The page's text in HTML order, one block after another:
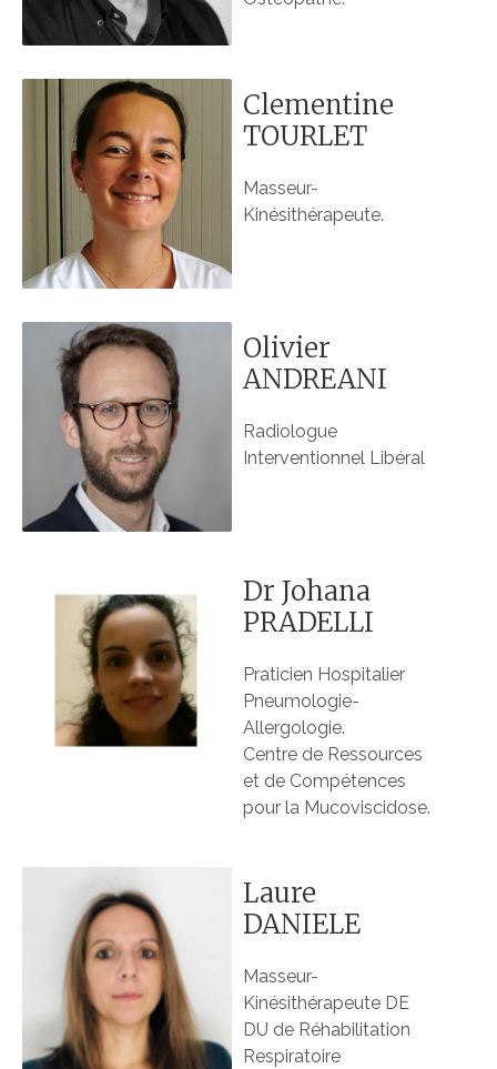
Clementine
TOURLET
Masseur-
Kinésithérapeute.
Olivier
ANDREANI
Radiologue
Interventionnel Libéral
Dr Johana
PRADELLI
Praticien Hospitalier
Pneumologie-
Allergologie.
Centre de Ressources
et de Compétences
pour la Mucoviscidose.
Laure
DANIELE
Masseur-
Kinésithérapeute DE
DU de Réhabilitation
Respiratoire